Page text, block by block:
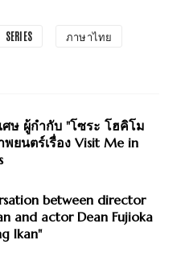
SERIES ภาษาไทย
ษ ผู้กำกับ "โซระ โฮคิโม
พยนตร์เรื่อง Visit Me in
between director
and actor Dean Fujioka
Ikan"